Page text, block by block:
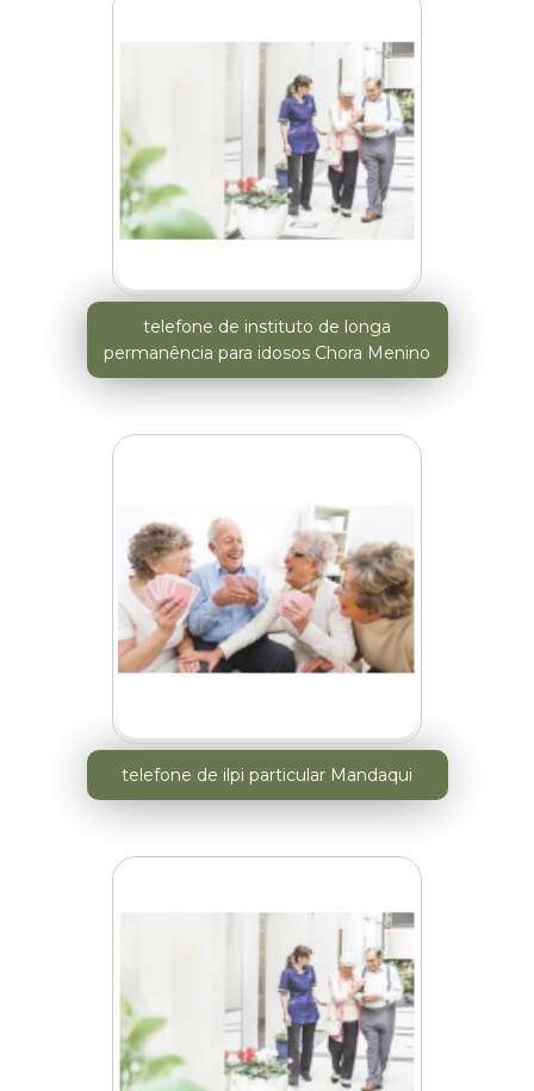
telefone de instituto de longa
permanência para idosos Chora Menino
telefone de ilpi particular Mandaqui